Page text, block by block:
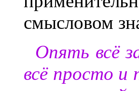
смысловом
Опять всё
всё просто и